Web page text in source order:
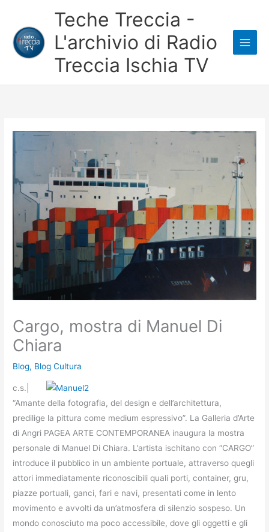
contenuto
Teche Treccia -
L'archivio di Radio
Treccia Ischia TV
Cargo, mostra di Manuel Di
Chiara
Blog, Blog Cultura
c.s.|
“Amante della fotografia, del design e dell’architettura,
predilige la pittura come medium espressivo”. La Galleria d’Arte
di Angri PAGEA ARTE CONTEMPORANEA inaugura la mostra
personale di Manuel Di Chiara. L’artista ischitano con “CARGO”
introduce il pubblico in un ambiente portuale, attraverso quegli
attori immediatamente riconoscibili quali porti, container, gru,
piazze portuali, ganci, fari e navi, presentati come in lento
movimento e avvolti da un’atmosfera di silenzio sospeso. Un
mondo conosciuto ma poco accessibile, dove gli oggetti e gli